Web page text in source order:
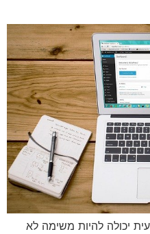
יכולה להיות משימה לא